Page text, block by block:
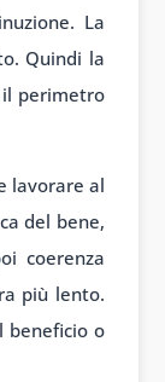
La
Quindi la
il perimetro
lavorare al
del bene,
coerenza
più lento.
beneficio o